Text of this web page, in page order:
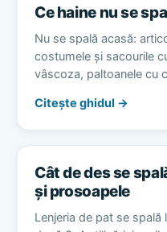
Ce haine nu se
Nu se spală acasă:
costumele și sacourile
vâscoza, paltoanele cu
Citește ghidul →
Cât de des se
și prosoapele
Lenjeria de pat se